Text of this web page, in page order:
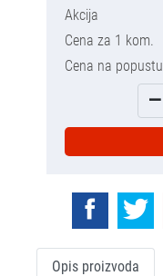
Akcija
Cena za 1 kom.
Cena na popustu
Opis proizvoda